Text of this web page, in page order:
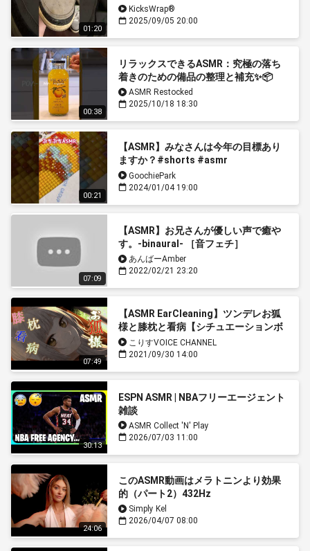
01:20
KicksWrap®︎
2025/09/05 20:00
00:38
リラックスできるASMR：究極の落ち
着きのための備品の整理と補充✨📦
ASMR Restocked
2025/10/18 18:30
00:21
【ASMR】みなさんは今年の目標あり
ますか？#shorts #asmr
#diamondpainting #diamondart #作
業動画 #ダイヤモンドアート
GoochiePark
2024/01/04 19:00
07:09
【ASMR】お兄さんが優しい声で癒や
す。-binaural- ［音フェチ］
あんばーAmber
2022/02/21 23:20
07:49
【ASMR EarCleaning】ツンデレお狐
様と膝枕と看病【シチュエーションボ
イス Japanese こりす 人外 擬人化】
こりすVOICE CHANNEL
2021/09/30 14:00
30:13
ESPN ASMR | NBAフリーエージェント
雑談
ASMR Collect 'N' Play
2026/07/03 11:00
24:06
このASMR動画はメラトニンより効果
的（パート2）432Hz
Simply Kel
2026/04/07 08:00